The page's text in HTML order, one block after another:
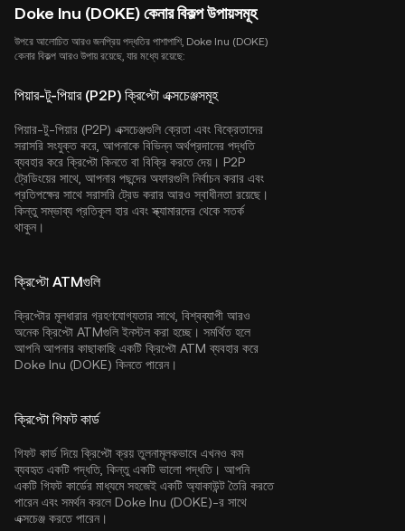
Doke Inu (DOKE) কেনার বিকল্প উপায়সমূহ
উপরে আলোচিত আরও জনপ্রিয় পদ্ধতির পাশাপাশি, Doke Inu (DOKE)
কেনার বিকল্প আরও উপায় রয়েছে, যার মধ্যে রয়েছে:
পিয়ার-টু-পিয়ার (P2P) ক্রিপ্টো এক্সচেঞ্জসমূহ
পিয়ার-টু-পিয়ার (P2P) এক্সচেঞ্জগুলি ক্রেতা এবং বিক্রেতাদের
সরাসরি সংযুক্ত করে, আপনাকে বিভিন্ন অর্থপ্রদানের পদ্ধতি
ব্যবহার করে ক্রিপ্টো কিনতে বা বিক্রি করতে দেয়। P2P
ট্রেডিংয়ের সাথে, আপনার পছন্দের অফারগুলি নির্বাচন করার এবং
প্রতিপক্ষের সাথে সরাসরি ট্রেড করার আরও স্বাধীনতা রয়েছে।
কিন্তু সম্ভাব্য প্রতিকূল হার এবং স্ক্যামারদের থেকে সতর্ক
থাকুন।
ক্রিপ্টো ATMগুলি
ক্রিপ্টোর মূলধারার গ্রহণযোগ্যতার সাথে, বিশ্বব্যাপী আরও
অনেক ক্রিপ্টো ATMগুলি ইনস্টল করা হচ্ছে। সমর্থিত হলে
আপনি আপনার কাছাকাছি একটি ক্রিপ্টো ATM ব্যবহার করে
Doke Inu (DOKE) কিনতে পারেন।
ক্রিপ্টো গিফট কার্ড
গিফট কার্ড দিয়ে ক্রিপ্টো ক্রয় তুলনামূলকভাবে এখনও কম
ব্যবহৃত একটি পদ্ধতি, কিন্তু একটি ভালো পদ্ধতি। আপনি
একটি গিফট কার্ডের মাধ্যমে সহজেই একটি অ্যাকাউন্ট তৈরি করতে
পারেন এবং সমর্থন করলে Doke Inu (DOKE)-র সাথে
এক্সচেঞ্জ করতে পারেন।